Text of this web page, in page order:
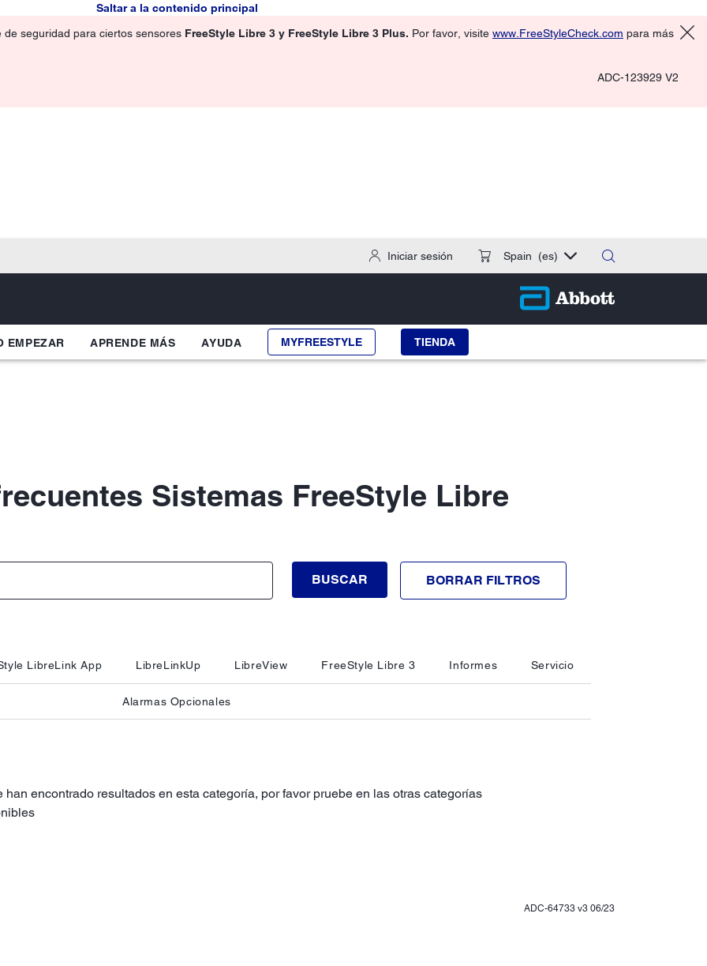
Saltar a la contenido principal
seguridad para ciertos sensores FreeStyle Libre 3 y FreeStyle Libre 3 Plus. Por favor, visite www.FreeStyleCheck.com para más
ADC-123929 V2
Iniciar sesión Spain (es)
EMPEZAR APRENDE MÁS AYUDA MYFREESTYLE TIENDA
Sistemas FreeStyle Libre
BUSCAR BORRAR FILTROS
LibreLink App LibreLinkUp LibreView FreeStyle Libre 3 Informes Servicio
Alarmas Opcionales
han encontrado resultados en esta categoría, por favor pruebe en las otras categorías
ADC-64733 v3 06/23